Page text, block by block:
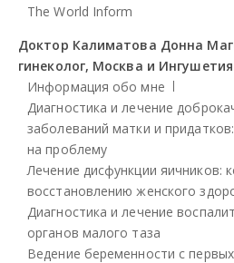
The World Inform
Доктор Калиматова Донна
гинеколог, Москва и Ингушетия
Информация обо мне
Диагностика и лечение
заболеваний матки и
на проблему
Лечение дисфункции яичников:
восстановлению женского
Диагностика и лечение
органов малого таза
Ведение беременности с